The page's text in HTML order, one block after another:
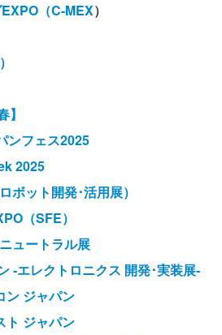
（C-MEX）
ンフェス2025
2025
ボット開発･活用展）
（SFE）
ュートラル展
-エレクトロニクス 開発･実装展-
ン ジャパン
ト ジャパン